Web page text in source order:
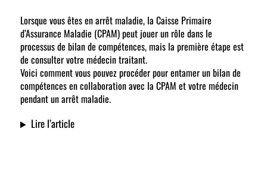
Lorsque vous êtes en arrêt maladie, la Caisse Primaire
d’Assurance Maladie (CPAM) peut jouer un rôle dans le
processus de bilan de compétences, mais la première étape est
de consulter votre médecin traitant.
Voici comment vous pouvez procéder pour entamer un bilan de
compétences en collaboration avec la CPAM et votre médecin
pendant un arrêt maladie.
Lire l’article